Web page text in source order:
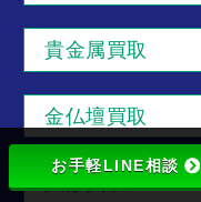
貴金属買取
金仏壇買取
人形買取
お手軽LINE相談